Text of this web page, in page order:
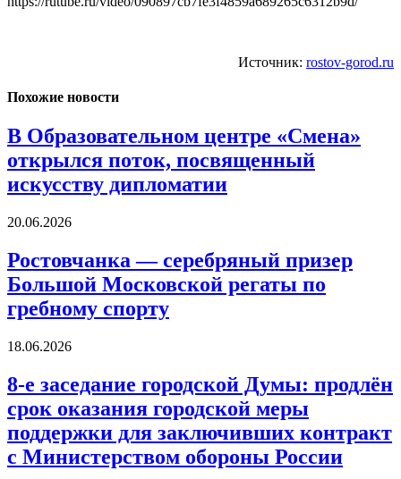
Источник: rostov-gorod.ru
Похожие новости
В Образовательном центре «Смена»
открылся поток, посвященный
искусству дипломатии
20.06.2026
Ростовчанка — серебряный призер
Большой Московской регаты по
гребному спорту
18.06.2026
8-е заседание городской Думы: продлён
срок оказания городской меры
поддержки для заключивших контракт
с Министерством обороны России